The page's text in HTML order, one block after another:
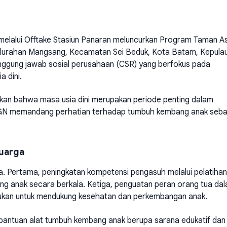
Offtake Stasiun Panaran meluncurkan Program Taman
Mangsang, Kecamatan Sei Beduk, Kota Batam,
jawab sosial perusahaan (CSR) yang berfokus pada
dini.
bahwa masa usia dini merupakan periode penting dalam
memandang perhatian terhadap tumbuh kembang anak
Pertama, peningkatan kompetensi pengasuh melalui
anak secara berkala. Ketiga, penguatan peran orang tua
untuk mendukung kesehatan dan perkembangan anak.
alat tumbuh kembang anak berupa sarana edukatif dan